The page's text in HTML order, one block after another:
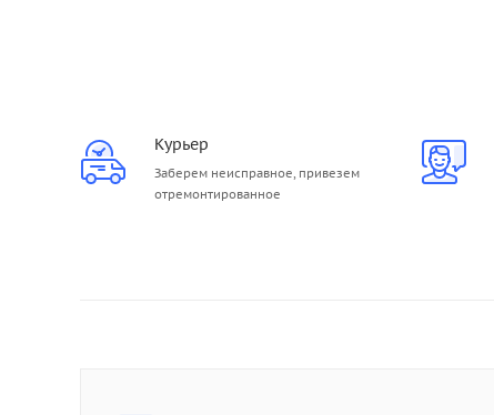
Курьер
Заберем неисправное, привезем
отремонтированное